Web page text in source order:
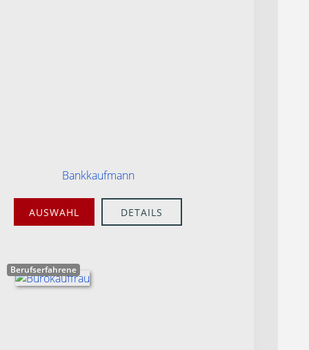
Bankkaufmann
AUSWAHL DETAILS
Berufserfahrene